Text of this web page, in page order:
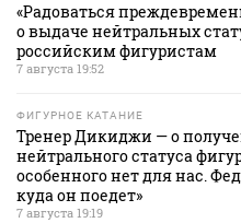
«Радоваться
о выдаче нейтральных
российским фигуристам
7 августа 19:52
ФИГУРНОЕ КАТАНИЕ
Тренер Дикиджи — о
нейтрального статуса
особенного нет для нас.
куда он поедет»
7 августа 19:19